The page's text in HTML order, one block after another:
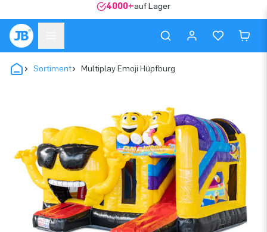
4000+auf Lager
Sortiment Multiplay Emoji Hüpfburg